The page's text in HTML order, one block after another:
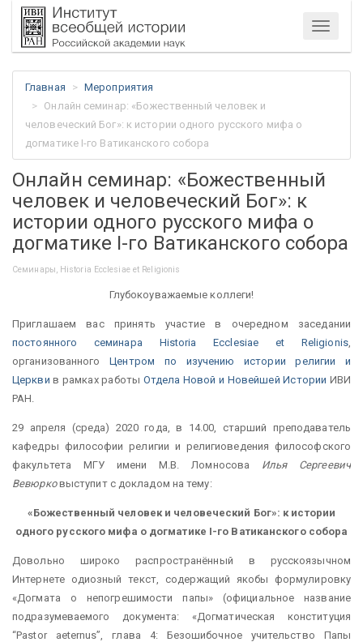
Меню
Главная
Мероприятия
Онлайн семинар: «Божественный человек и
человеческий Бог»: к истории одного русского мифа о
догматике I-го Ватиканского собора
Онлайн семинар: «Божественный
человек и человеческий Бог»: к
истории одного русского мифа о
догматике I-го Ватиканского собора
Семинары, Historia Ecclesiae et Religionis
Глубокоуважаемые коллеги!
Приглашаем вас принять участие в очередном заседании
постоянного семинара Historia Ecclesiae et Religionis,
организованногоЦентром по изучению истории религии и
Церкви в рамках работы Отдела Новой и Новейшей Истории ИВИ
РАН.
29 апреля (среда) 2020 года, в 14.00, старший преподаватель
кафедры философии религии и религиоведения философского
факультета МГУ имени М.В. Ломносова Илья Сергеевич
Вевюрковыступит с докладом на тему:
«Божественный человек и человеческий Бог»: к истории
одного русского мифа о догматике I-го Ватиканского собора
Довольно широко распространённый в русскоязычном
Интернете одиозный текст, содержащий якобы формулировку
«Догмата о непогрешимости папы» (официальное название
подразумеваемого документа: «Догматическая конституция
“Pastor aeternus”, глава 4: Безошибочное учительство Папы